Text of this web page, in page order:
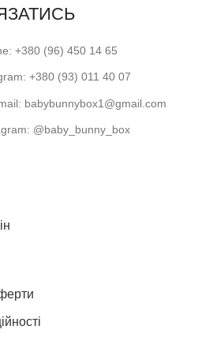
+380 (96) 450 14 65
+380 (93) 011 40 07
babybunnybox1@gmail.com
@baby_bunny_box